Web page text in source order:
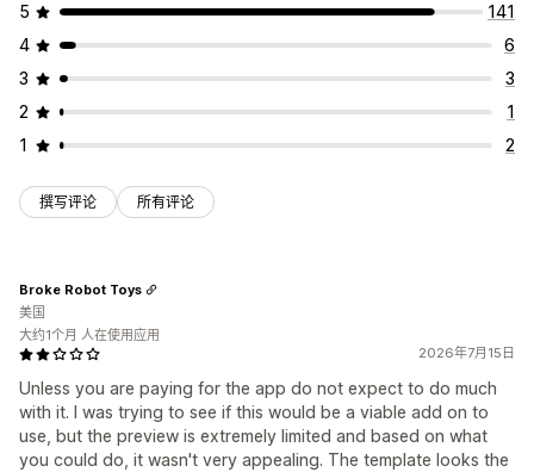
5
141
4
6
3
3
2
1
1
2
撰写评论 所有评论
2026年7月15日
Unless you are paying for the app do not expect to do much
with it. I was trying to see if this would be a viable add on to
use, but the preview is extremely limited and based on what
you could do, it wasn't very appealing. The template looks the
Broke Robot Toys
美国
大约1个月 人在使用应用